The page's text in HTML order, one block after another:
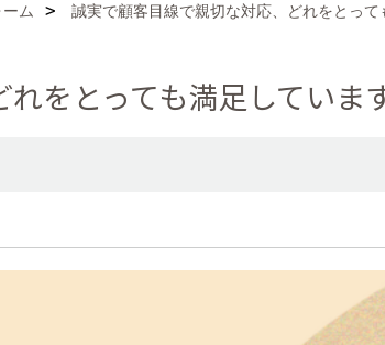
ム 誠実で顧客目線で親切な対応、どれをとって
をとっても満足していま